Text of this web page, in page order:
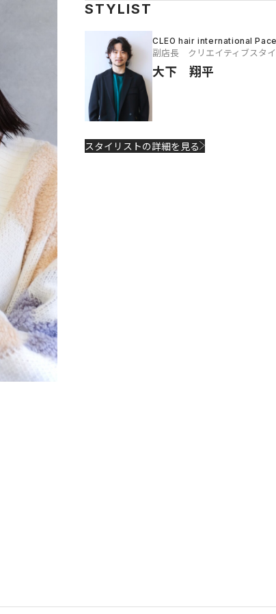
STYLIST
CLEO hair international
副店長 クリエイティブスタ
大下 翔平
スタイリストの詳細を見る